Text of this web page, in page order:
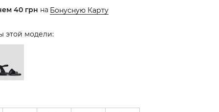
40 грн на Бонусную Карту
этой модели: